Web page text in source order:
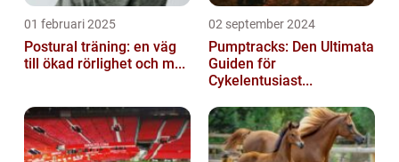
01 februari 2025
Postural träning: en väg
till ökad rörlighet och m...
02 september 2024
Pumptracks: Den Ultimata
Guiden för
Cykelentusiast...